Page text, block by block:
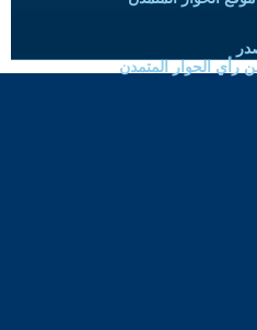
رأي الحوار المتمدن